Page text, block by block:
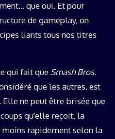
que oui. Et pour
de gameplay, on
liants tous nos titres
qui fait que Smash Bros.
que les autres, est
ne peut être brisée que
qu'elle reçoit, la
rapidement selon la